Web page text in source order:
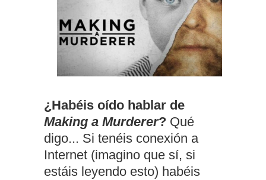
¿Habéis oído hablar de
Making a Murderer? Qué
digo... Si tenéis conexión a
Internet (imagino que sí, si
estáis leyendo esto) habéis